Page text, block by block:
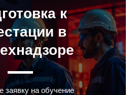
к
в
заявку на обучение